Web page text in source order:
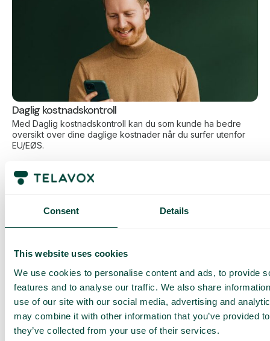
Consent Details
This website uses cookies
We use cookies to personalise content and ads, to provide
features and to analyse our traffic. We also share
use of our site with our social media, advertising and
may combine it with other information that you’ve provided
they’ve collected from your use of their services.
Daglig kostnadskontroll
Med Daglig kostnadskontroll kan du som kunde ha bedre
oversikt over dine daglige kostnader når du surfer utenfor
EU/EØS.
forhåndsbestemt makspris. Når du har brukt opp den
datamengden, får du en SMS og har mulighet til å kjøpe mer
Slik fungerer det
Ofte stilte spørsmål og svar